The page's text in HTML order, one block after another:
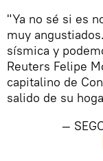
"Ya no sé si es
muy
sísmica y
Reuters Felipe
capitalino de
salido de su
—